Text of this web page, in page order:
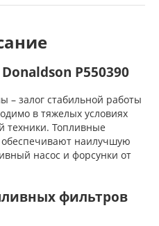
P550390
залог стабильной работы
в тяжелых условиях
техники. Топливные
наилучшую
насос и форсунки от
фильтров